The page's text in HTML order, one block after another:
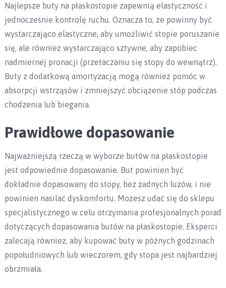
Najlepsze buty na płaskostopie zapewnią elastyczność i
jednocześnie kontrolę ruchu. Oznacza to, że powinny być
wystarczająco elastyczne, aby umożliwić stopie poruszanie
się, ale również wystarczająco sztywne, aby zapobiec
nadmiernej pronacji (przetaczaniu się stopy do wewnątrz).
Buty z dodatkową amortyzacją mogą również pomóc w
absorpcji wstrząsów i zmniejszyć obciążenie stóp podczas
chodzenia lub biegania.
Prawidłowe dopasowanie
Najważniejszą rzeczą w wyborze butów na płaskostopie
jest odpowiednie dopasowanie. But powinien być
dokładnie dopasowany do stopy, bez żadnych luzów, i nie
powinien nasilać dyskomfortu. Możesz udać się do sklepu
specjalistycznego w celu otrzymania profesjonalnych porad
dotyczących dopasowania butów na płaskostopie. Eksperci
zalecają również, aby kupować buty w późnych godzinach
popołudniowych lub wieczorem, gdy stopa jest najbardziej
obrzmiała.